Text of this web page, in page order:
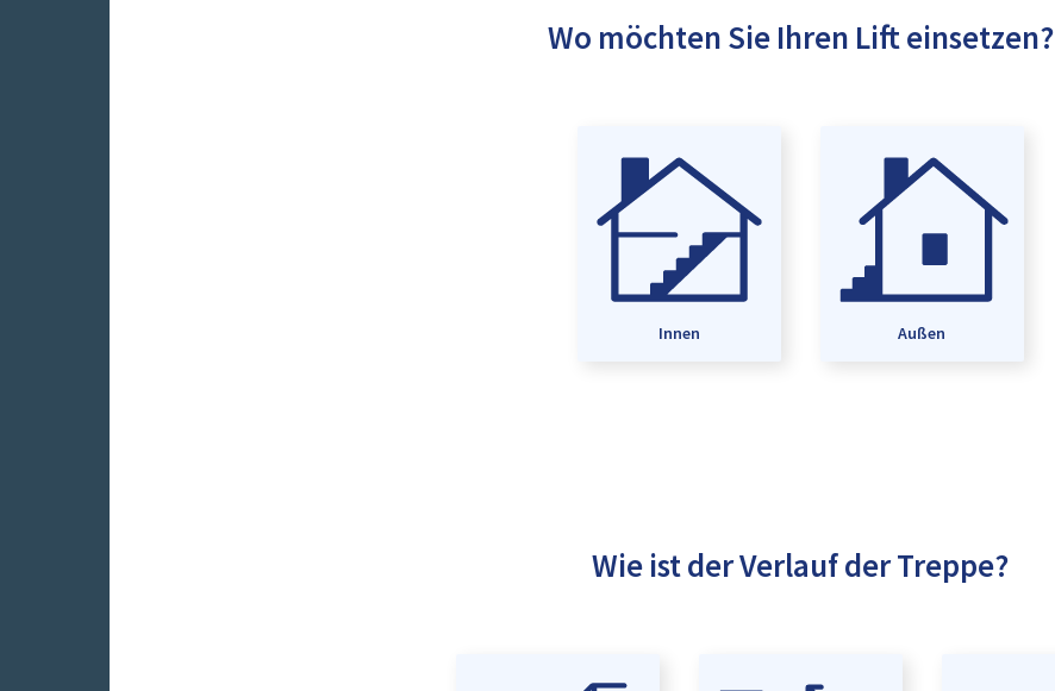
Wo möchten Sie Ihren Lift einsetzen?
Innen Außen
Wie ist der Verlauf der Treppe?